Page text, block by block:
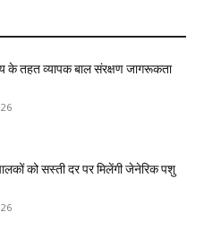
के तहत व्यापक बाल संरक्षण जागरूकता
को सस्ती दर पर मिलेंगी जेनेरिक पशु